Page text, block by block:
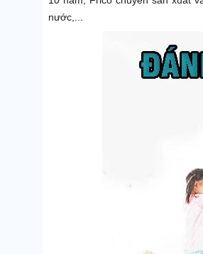
nước,...